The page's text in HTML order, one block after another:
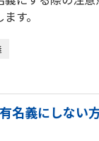
す。
名義にしない